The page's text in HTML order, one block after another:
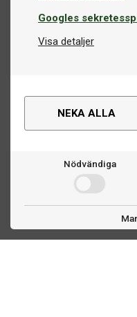
Googles
Visa detaljer
NEKA ALLA
Nödvändiga